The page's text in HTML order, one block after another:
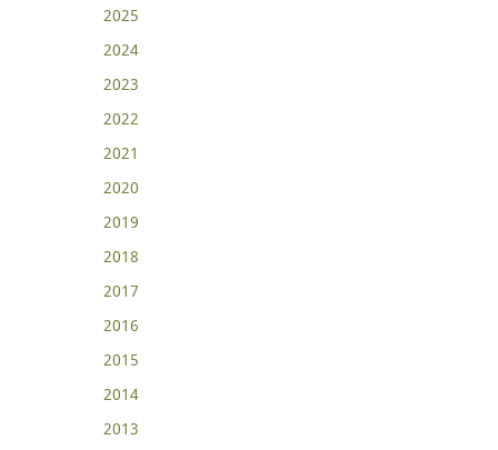
2025
2024
2023
2022
2021
2020
2019
2018
2017
2016
2015
2014
2013